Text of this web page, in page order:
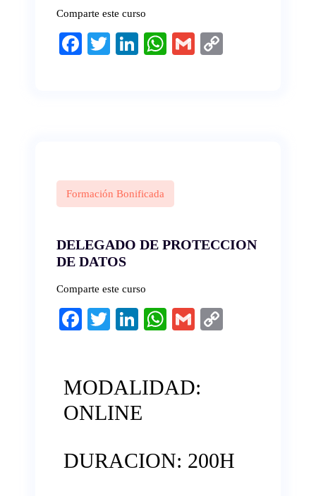
Comparte este curso
Fa
T
Li
W
G
Formación Bonificada
DELEGADO DE PROTECCION
DE DATOS
Comparte este curso
Fa
ok
T
r
Li
In
W
A
G
MODALIDAD:
ONLINE
DURACION: 200H